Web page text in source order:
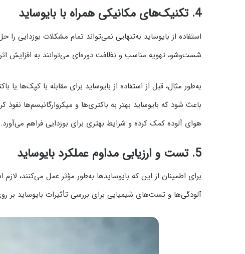
4. تکنیک‌های مکانیکی همراه با بایوساید
استفاده از بایوساید به‌تنهایی نمی‌تواند تمام مشکلات بوزدایی
شست‌وشو، تهویه مناسب و نظافت دوره‌ای می‌توانند به افزایش
به‌طور مثال، قبل از استفاده از بایوساید برای مقابله با
باعث شود که بایوساید بهتر به باکتری‌ها و میکروارگانیسم‌ها
هوای آلوده کمک کرده و شرایط بهتری برای بوزدایی فراهم می‌آورد.
5. تست و ارزیابی مداوم عملکرد بایوساید
برای اطمینان از این که بایوسایدها به‌طور مؤثر عمل می‌کنند،
آلودگی‌ها و تست‌های شیمیایی برای بررسی تأثیرات بایوساید بر